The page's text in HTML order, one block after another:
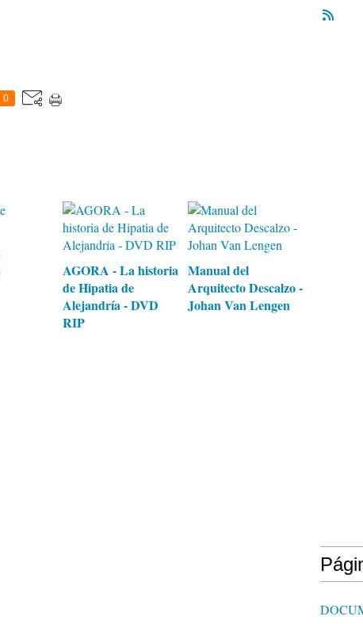
0
AGORA - La historia
de Hipatia de
Alejandría - DVD
RIP
Manual del
Arquitecto Descalzo -
Johan Van Lengen